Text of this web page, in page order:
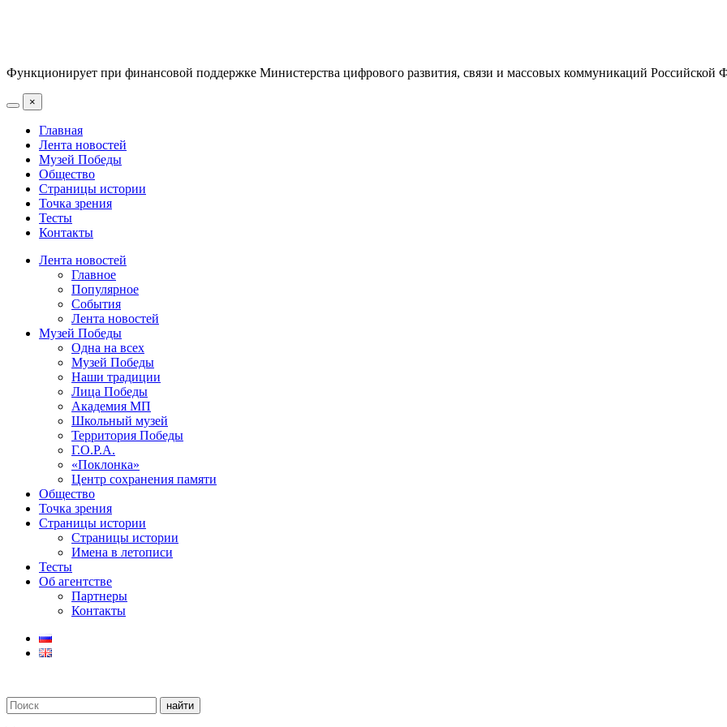
Функционирует при финансовой поддержке Министерства цифрового развития, связи и массовых коммуникаций Российской
×
Главная
Лента новостей
Музей Победы
Общество
Страницы истории
Точка зрения
Тесты
Контакты
Лента новостей
Главное
Популярное
События
Лента новостей
Музей Победы
Одна на всех
Музей Победы
Наши традиции
Лица Победы
Академия МП
Школьный музей
Территория Победы
Г.О.Р.А.
«Поклонка»
Центр сохранения памяти
Общество
Точка зрения
Страницы истории
Страницы истории
Имена в летописи
Тесты
Об агентстве
Партнеры
Контакты